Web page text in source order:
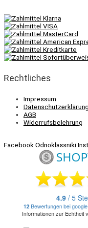
Rechtliches
Impressum
Datenschutzerklärung
AGB
Widerrufsbelehrung
FacebookOdnoklassniki